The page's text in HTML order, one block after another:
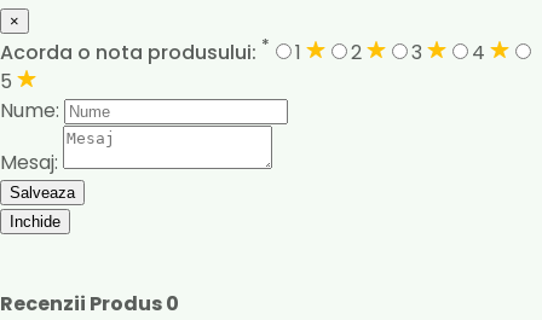
×
Acorda o nota produsului: * 1 2 3
4
5
Nume:
Mesaj:
Salveaza
Inchide
Recenzii Produs0